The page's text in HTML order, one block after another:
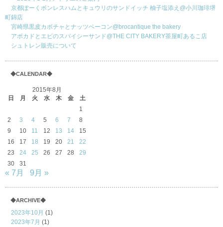
京都ぽーくボンレスハムとキュウリのサンドイッチ 柚子塩添え@小川珈琲堺
町錦店
宮崎県黒皮カボチャとナッツベーコン@brocantique the bakery
アボカドとエビのスパイシーサンド@THE CITY BAKERY茶屋町あるこ店
シュトレン販売について
◆CALENDAR◆
2015年8月
日
月 火 水 木 金
土
1
2
3 4 5 6 7
8
9
10 11 12 13 14
15
16
17 18 19 20 21
22
23
24 25 26 27 28
29
30
31
« 7月 9月 »
◆ARCHIVE◆
2023年10月 (1)
2023年7月 (1)